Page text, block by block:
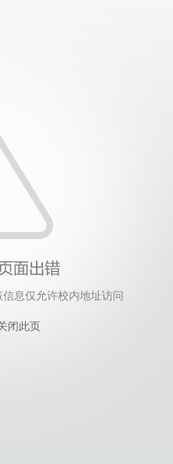
息仅允许校内地址访问
闭此页